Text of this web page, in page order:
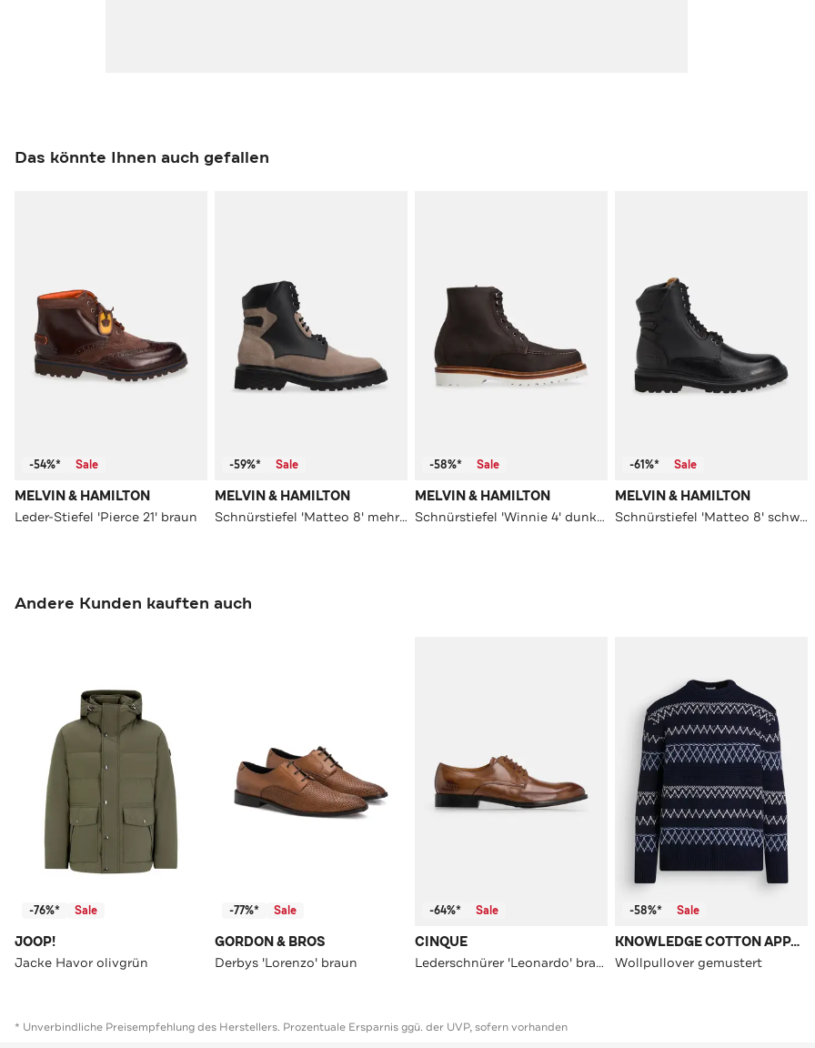
Das könnte Ihnen auch gefallen
-54%* Sale
MELVIN & HAMILTON
Leder-Stiefel 'Pierce 21' braun
-59%* Sale
MELVIN & HAMILTON
Schnürstiefel 'Matteo 8' mehrfarbig
-58%* Sale
MELVIN & HAMILTON
Schnürstiefel 'Winnie 4' dunkelbraun
-61%* Sale
MELVIN & HAMILTON
Schnürstiefel 'Matteo 8' schwarz
Andere Kunden kauften auch
-76%* Sale
JOOP!
Jacke Havor olivgrün
-77%* Sale
GORDON & BROS
Derbys 'Lorenzo' braun
-64%* Sale
CINQUE
Lederschnürer 'Leonardo' braun
-58%* Sale
KNOWLEDGE COTTON APPAREL
Wollpullover gemustert
* Unverbindliche Preisempfehlung des Herstellers. Prozentuale Ersparnis ggü. der UVP, sofern vorhanden